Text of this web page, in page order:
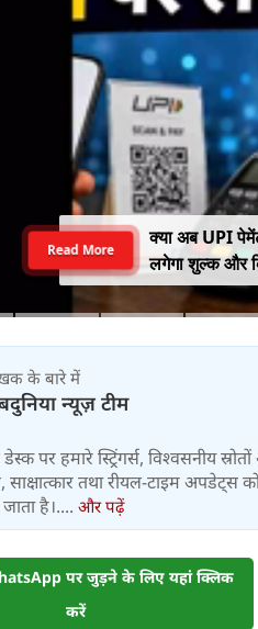
क्या अब UPI
लगेगा शुल्क और
Read More
के बारे में
न्यूज़ टीम
पर हमारे स्ट्रिंगर्स, विश्वसनीय
साक्षात्कार तथा रीयल-टाइम अपडेट्स
है।.... और पढ़ें
पर जुड़ने के लिए यहां क्लिक
करें